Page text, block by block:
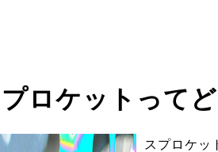
ロケットって
スプロケッ